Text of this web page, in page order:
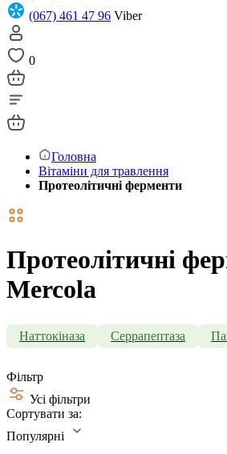
(067) 461 47 96 Viber
0
Головна
Вітаміни для травлення
Протеолітичні ферменти
Протеолітичні
Mercola
Наттокіназа Серрапептаза
Фільтр
Усі фільтри
Сортувати за:
Популярні